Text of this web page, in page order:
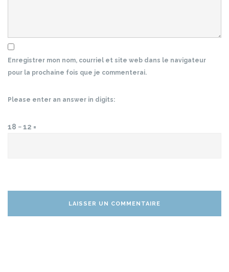
Enregistrer mon nom, courriel et site web dans le navigateur
pour la prochaine fois que je commenterai.
Please enter an answer in digits:
18 − 12 =